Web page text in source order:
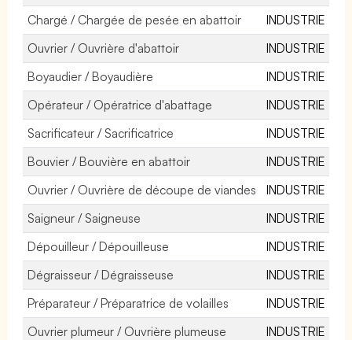
Chargé / Chargée de pesée en abattoir
INDUSTRIE
Ouvrier / Ouvrière d'abattoir
INDUSTRIE
Boyaudier / Boyaudière
INDUSTRIE
Opérateur / Opératrice d'abattage
INDUSTRIE
Sacrificateur / Sacrificatrice
INDUSTRIE
Bouvier / Bouvière en abattoir
INDUSTRIE
Ouvrier / Ouvrière de découpe de viandes
INDUSTRIE
Saigneur / Saigneuse
INDUSTRIE
Dépouilleur / Dépouilleuse
INDUSTRIE
Dégraisseur / Dégraisseuse
INDUSTRIE
Préparateur / Préparatrice de volailles
INDUSTRIE
Ouvrier plumeur / Ouvrière plumeuse
INDUSTRIE